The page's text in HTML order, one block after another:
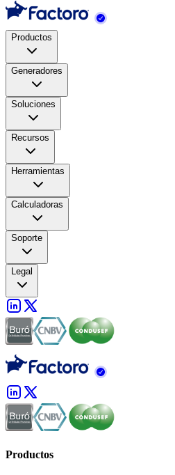
Productos
Generadores
Soluciones
Recursos
Herramientas
Calculadoras
Soporte
Legal
Productos